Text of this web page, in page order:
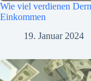
Wie viel verdienen
Einkommen
19. Januar 2024